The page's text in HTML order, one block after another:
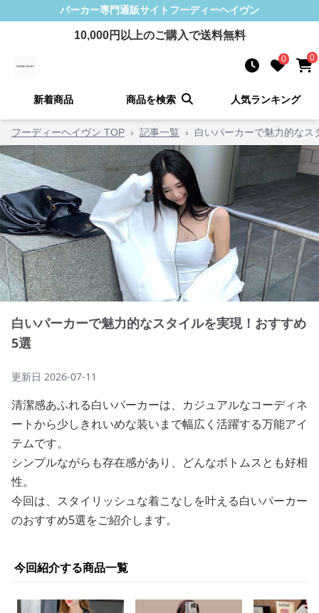
パーカー専門通販サイト フーディーヘイヴン
10,000円以上のご購入で送料無料
0 0
新着商品 商品を検索 人気ランキング
フーディーヘイヴン TOP › 記事一覧 › 白いパーカーで魅力的な
白いパーカーで魅力的なスタイルを実現！おすすめ
5選
更新日 2026-07-11
清潔感あふれる白いパーカーは、カジュアルなコーディネ
ートから少しきれいめな装いまで幅広く活躍する万能アイ
テムです。
シンプルながらも存在感があり、どんなボトムスとも好相
性。
今回は、スタイリッシュな着こなしを叶える白いパーカー
のおすすめ5選をご紹介します。
今回紹介する商品一覧